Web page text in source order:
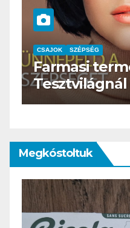
CSAJOK SZÉPSÉG
Farmasi
Tesztvilágnál
Megkóstoltuk